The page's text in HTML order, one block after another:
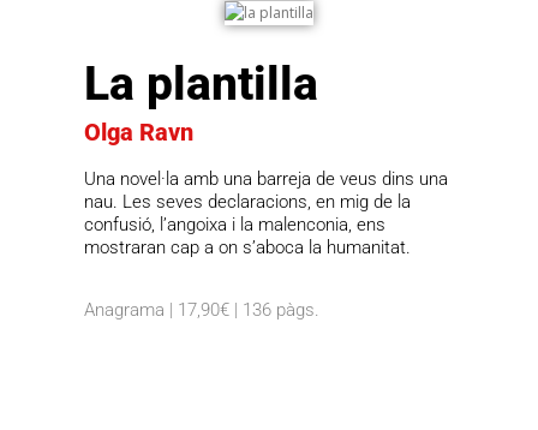
La plantilla
Olga Ravn
Una novel·la amb una barreja de veus dins una
nau. Les seves declaracions, en mig de la
confusió, l’angoixa i la malenconia, ens
mostraran cap a on s’aboca la humanitat.
Anagrama | 17,90€ | 136 pàgs.